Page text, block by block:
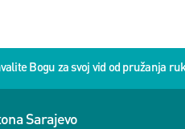
Bogu za svoj vid od pružanja
Sarajevo